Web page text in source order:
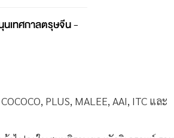
นเทศกาลตรุษจีน -
PLUS, MALEE, AAI, ITC และ